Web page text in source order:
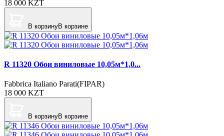
18 000 KZT
В корзинуВ корзине
R 11320 Обои виниловые 10,05м*1,0...
Fabbrica Italiano Parati(FIPAR)
18 000 KZT
В корзинуВ корзине